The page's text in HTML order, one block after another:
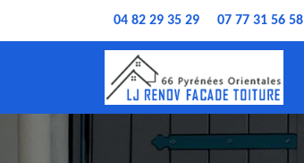
04 82 29 35 29 07 77 31 56 58